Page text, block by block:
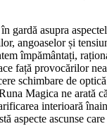
gardă asupra
angoaselor și
împământați,
față provocărilor
schimbare de
Magica ne arată
interioară
aspecte ascunse care